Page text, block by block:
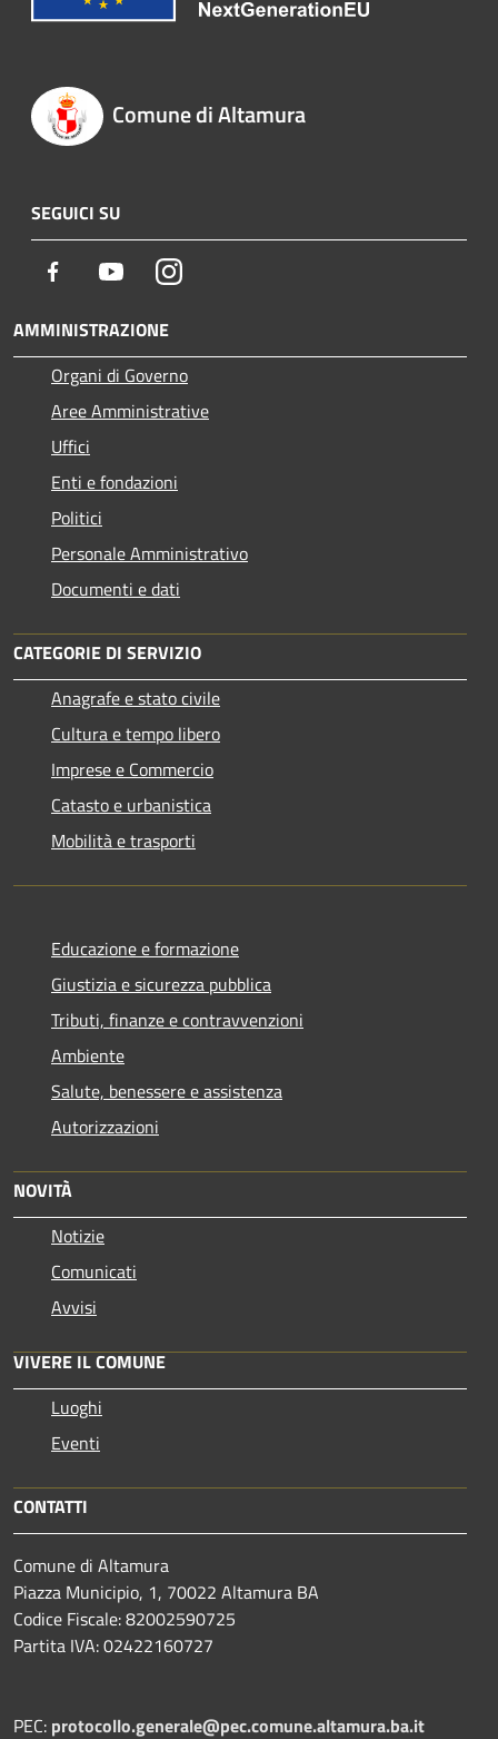
Comune di Altamura
SEGUICI SU
Facebook YoutubeInstagram
AMMINISTRAZIONE
Organi di Governo
Aree Amministrative
Uffici
Enti e fondazioni
Politici
Personale Amministrativo
Documenti e dati
CATEGORIE DI SERVIZIO
Anagrafe e stato civile
Cultura e tempo libero
Imprese e Commercio
Catasto e urbanistica
Mobilità e trasporti
Educazione e formazione
Giustizia e sicurezza pubblica
Tributi, finanze e contravvenzioni
Ambiente
Salute, benessere e assistenza
Autorizzazioni
NOVITÀ
Notizie
Comunicati
Avvisi
VIVERE IL COMUNE
Luoghi
Eventi
CONTATTI
Comune di Altamura
Piazza Municipio, 1, 70022 Altamura BA
Codice Fiscale: 82002590725
Partita IVA: 02422160727
PEC: protocollo.generale@pec.comune.altamura.ba.it